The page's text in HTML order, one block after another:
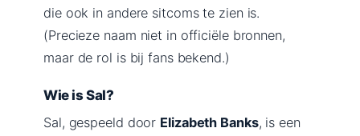
die ook in andere sitcoms te zien is.
(Precieze naam niet in officiële bronnen,
maar de rol is bij fans bekend.)
Wie is Sal?
Sal, gespeeld door Elizabeth Banks, is een